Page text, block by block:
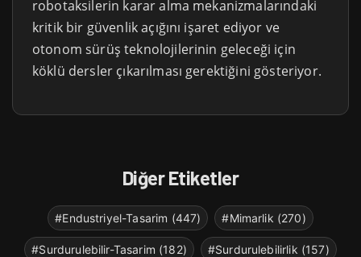
robotaksilerin karar alma mekanizmalarındaki
kritik bir güvenlik açığını işaret ediyor ve
otonom sürüş teknolojilerinin geleceği için
köklü dersler çıkarılması gerektiğini gösteriyor.
Diğer Etiketler
#Endustriyel-Tasarim (447) #Mimarlik (270)
#Surdurulebilir-Tasarim (182) #Surdurulebilirlik (157)